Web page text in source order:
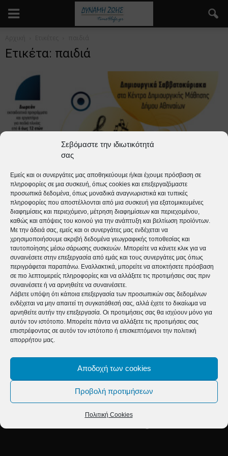
Σεβόμαστε την ιδιωτικότητά
σας
Εμείς και οι συνεργάτες μας αποθηκεύουμε ή/και έχουμε πρόσβαση σε
πληροφορίες σε μια συσκευή, όπως cookies και επεξεργαζόμαστε
προσωπικά δεδομένα, όπως μοναδικά αναγνωριστικά και τυπικές
πληροφορίες που αποστέλλονται από μια συσκευή για εξατομικευμένες
διαφημίσεις και περιεχόμενο, μέτρηση διαφημίσεων και περιεχομένου,
καθώς και απόψεις του κοινού για την ανάπτυξη και βελτίωση προϊόντων.
Με την άδειά σας, εμείς και οι συνεργάτες μας ενδέχεται να
χρησιμοποιήσουμε ακριβή δεδομένα γεωγραφικής τοποθεσίας και
ταυτοποίησης μέσω σάρωσης συσκευών. Μπορείτε να κάνετε κλικ για να
συναινέσετε στην επεξεργασία από εμάς και τους συνεργάτες μας όπως
περιγράφεται παραπάνω. Εναλλακτικά, μπορείτε να αποκτήσετε πρόσβαση
σε πιο λεπτομερείς πληροφορίες και να αλλάξετε τις προτιμήσεις σας πριν
συναινέσετε ή να αρνηθείτε να συναινέσετε.
Λάβετε υπόψη ότι κάποια επεξεργασία των προσωπικών σας δεδομένων
ενδέχεται να μην απαιτεί τη συγκατάθεσή σας, αλλά έχετε το δικαίωμα να
αρνηθείτε αυτήν την επεξεργασία. Οι προτιμήσεις σας θα ισχύουν μόνο για
αυτόν τον ιστότοπο. Μπορείτε πάντα να αλλάξετε τις προτιμήσεις σας
επιστρέφοντας σε αυτόν τον ιστότοπο ή επισκεπτόμενοι την πολιτική
απορρήτου μας.
Αποδοχή των cookies
Προβολή προτιμήσεων
Πολιτική Cookies
Ετικέτα: παιδιά
Παιδί
ΟΠΑΝΔΑ: Δημιουργικά Σαββατοκύριακα με
δωρεάν εκπαιδευτικά προγράμματα για
παιδιά 6-12 ετών
timeforlife_online - 19 Οκτωβρίου 2022
ΣΧΕΤΙΚΆ ΜΕ ΕΜΆΣ